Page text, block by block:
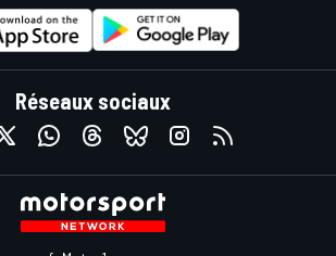
Réseaux sociaux